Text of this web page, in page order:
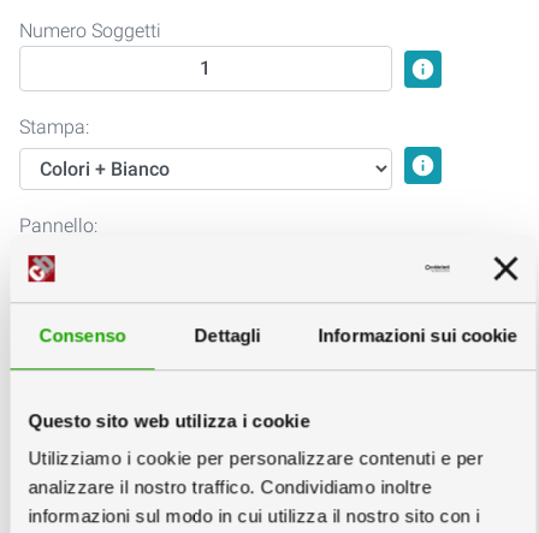
Consenso Dettagli Informazioni sui cookie
Questo sito web utilizza i cookie
Utilizziamo i cookie per personalizzare contenuti e per
analizzare il nostro traffico. Condividiamo inoltre
informazioni sul modo in cui utilizza il nostro sito con i
Numero Soggetti
info
Stampa:
info
Pannello:
info
Finitura:
2 Scegli la quantità e la data
Copie minimo 1